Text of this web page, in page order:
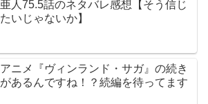
亜人75.5話のネタバレ感想【そう信じ
たいじゃないか】
アニメ『ヴィンランド・サガ』の続き
があるんですね！？続編を待ってます